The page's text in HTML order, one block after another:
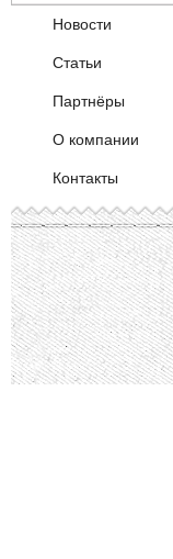
Новости
Статьи
Партнёры
О компании
Контакты